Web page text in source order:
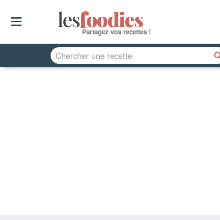
lesfoodies
Partagez vos recettes !